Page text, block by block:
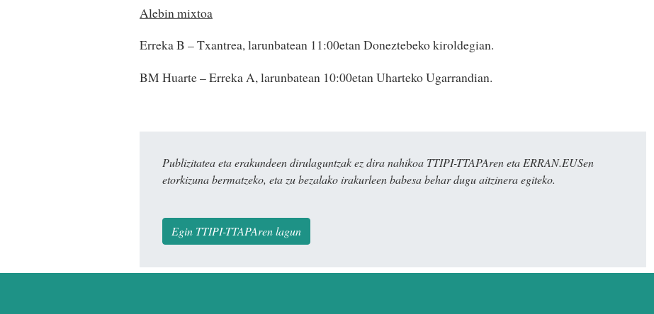
Alebin mixtoa
Erreka B – Txantrea, larunbatean 11:00etan Doneztebeko kiroldegian.
BM Huarte – Erreka A, larunbatean 10:00etan Uharteko Ugarrandian.
Publizitatea eta erakundeen dirulaguntzak ez dira nahikoa TTIPI-TTAPAren eta ERRAN.EUSen
etorkizuna bermatzeko, eta zu bezalako irakurleen babesa behar dugu aitzinera egiteko.
Egin TTIPI-TTAPAren lagun